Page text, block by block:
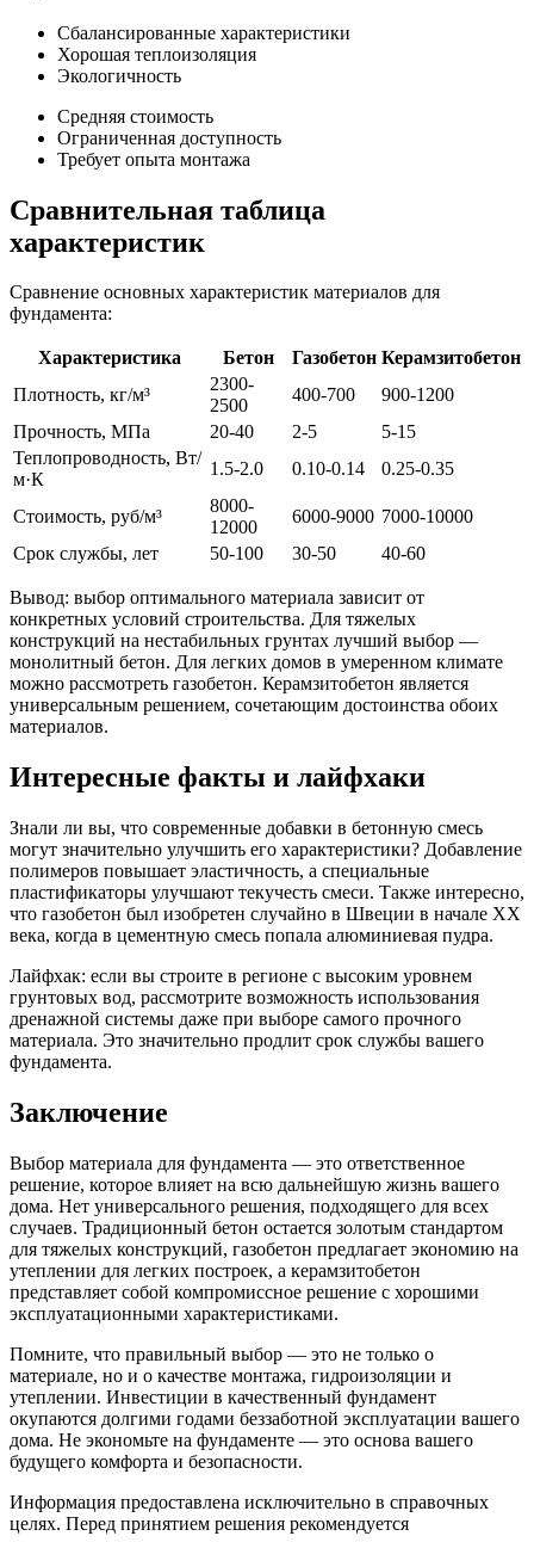
Сбалансированные характеристики
Хорошая теплоизоляция
Экологичность
Средняя стоимость
Ограниченная доступность
Требует опыта монтажа
Сравнительная таблица
характеристик
Сравнение основных характеристик материалов для
фундамента:
Характеристика Бетон Газобетон Керамзитобетон
Плотность, кг/м³
2300-
2500
400-700
900-1200
Прочность, МПа
20-40 2-5
5-15
Теплопроводность, Вт/
м·К
1.5-2.0 0.10-0.14 0.25-0.35
Стоимость, руб/м³
8000-
12000
6000-9000 7000-10000
Срок службы, лет
50-100 30-50 40-60
Вывод: выбор оптимального материала зависит от
конкретных условий строительства. Для тяжелых
конструкций на нестабильных грунтах лучший выбор —
монолитный бетон. Для легких домов в умеренном климате
можно рассмотреть газобетон. Керамзитобетон является
универсальным решением, сочетающим достоинства обоих
материалов.
Интересные факты и лайфхаки
Знали ли вы, что современные добавки в бетонную смесь
могут значительно улучшить его характеристики? Добавление
полимеров повышает эластичность, а специальные
пластификаторы улучшают текучесть смеси. Также интересно,
что газобетон был изобретен случайно в Швеции в начале XX
века, когда в цементную смесь попала алюминиевая пудра.
Лайфхак: если вы строите в регионе с высоким уровнем
грунтовых вод, рассмотрите возможность использования
дренажной системы даже при выборе самого прочного
материала. Это значительно продлит срок службы вашего
фундамента.
Заключение
Выбор материала для фундамента — это ответственное
решение, которое влияет на всю дальнейшую жизнь вашего
дома. Нет универсального решения, подходящего для всех
случаев. Традиционный бетон остается золотым стандартом
для тяжелых конструкций, газобетон предлагает экономию на
утеплении для легких построек, а керамзитобетон
представляет собой компромиссное решение с хорошими
эксплуатационными характеристиками.
Помните, что правильный выбор — это не только о
материале, но и о качестве монтажа, гидроизоляции и
утеплении. Инвестиции в качественный фундамент
окупаются долгими годами беззаботной эксплуатации вашего
дома. Не экономьте на фундаменте — это основа вашего
будущего комфорта и безопасности.
Информация предоставлена исключительно в справочных
целях. Перед принятием решения рекомендуется